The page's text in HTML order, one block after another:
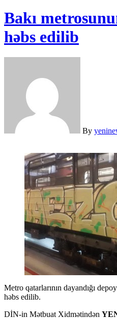
Bakı
həbs edilib
By
Metro qatarlarının dayandığı depoya gizlincə daxil olub bir neçə vaqonu boyayaraq əmlaka qəsdən ziyan vuran Fransa vətəndaşı
həbs edilib.
DİN-in Mətbuat Xidmətindən